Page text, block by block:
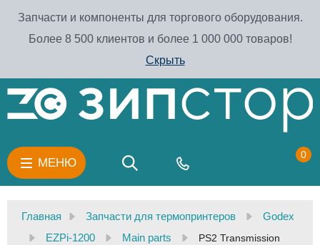
Запчасти и компоненты для торгового оборудования.
Более 8 500 клиентов и более 1 000 000 товаров!
Скрыть
МЕНЮ
0
Главная Запчасти для термопринтеров
Godex
EZPi-1200
Main parts
PS2 Transmission